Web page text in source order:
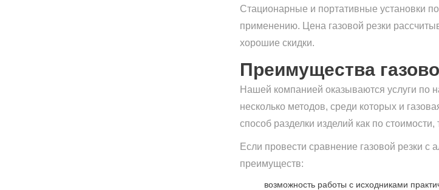
Стационарные и портативные установки
применению. Цена газовой резки
хорошие скидки.
Преимущества
Нашей компанией оказываются услуги по
несколько методов, среди которых и
способ разделки изделий как по
Если провести сравнение газовой резки
преимуществ:
возможность работы с исходниками